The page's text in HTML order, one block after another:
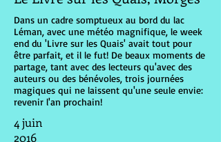
Dans un cadre somptueux au bord du lac
Léman, avec une météo magnifique, le week
end du 'Livre sur les Quais' avait tout pour
être parfait, et il le fut! De beaux moments de
partage, tant avec des lecteurs qu'avec des
auteurs ou des bénévoles, trois journées
magiques qui ne laissent qu'une seule envie:
revenir l'an prochain!
4 juin
2016